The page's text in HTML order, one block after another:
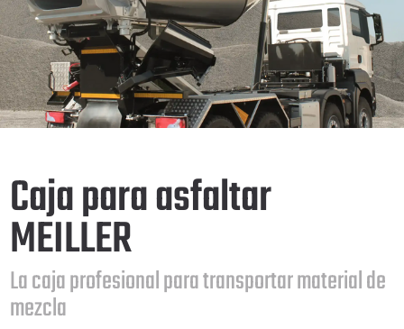
Caja para asfaltar
MEILLER
La caja profesional para transportar material de
mezcla